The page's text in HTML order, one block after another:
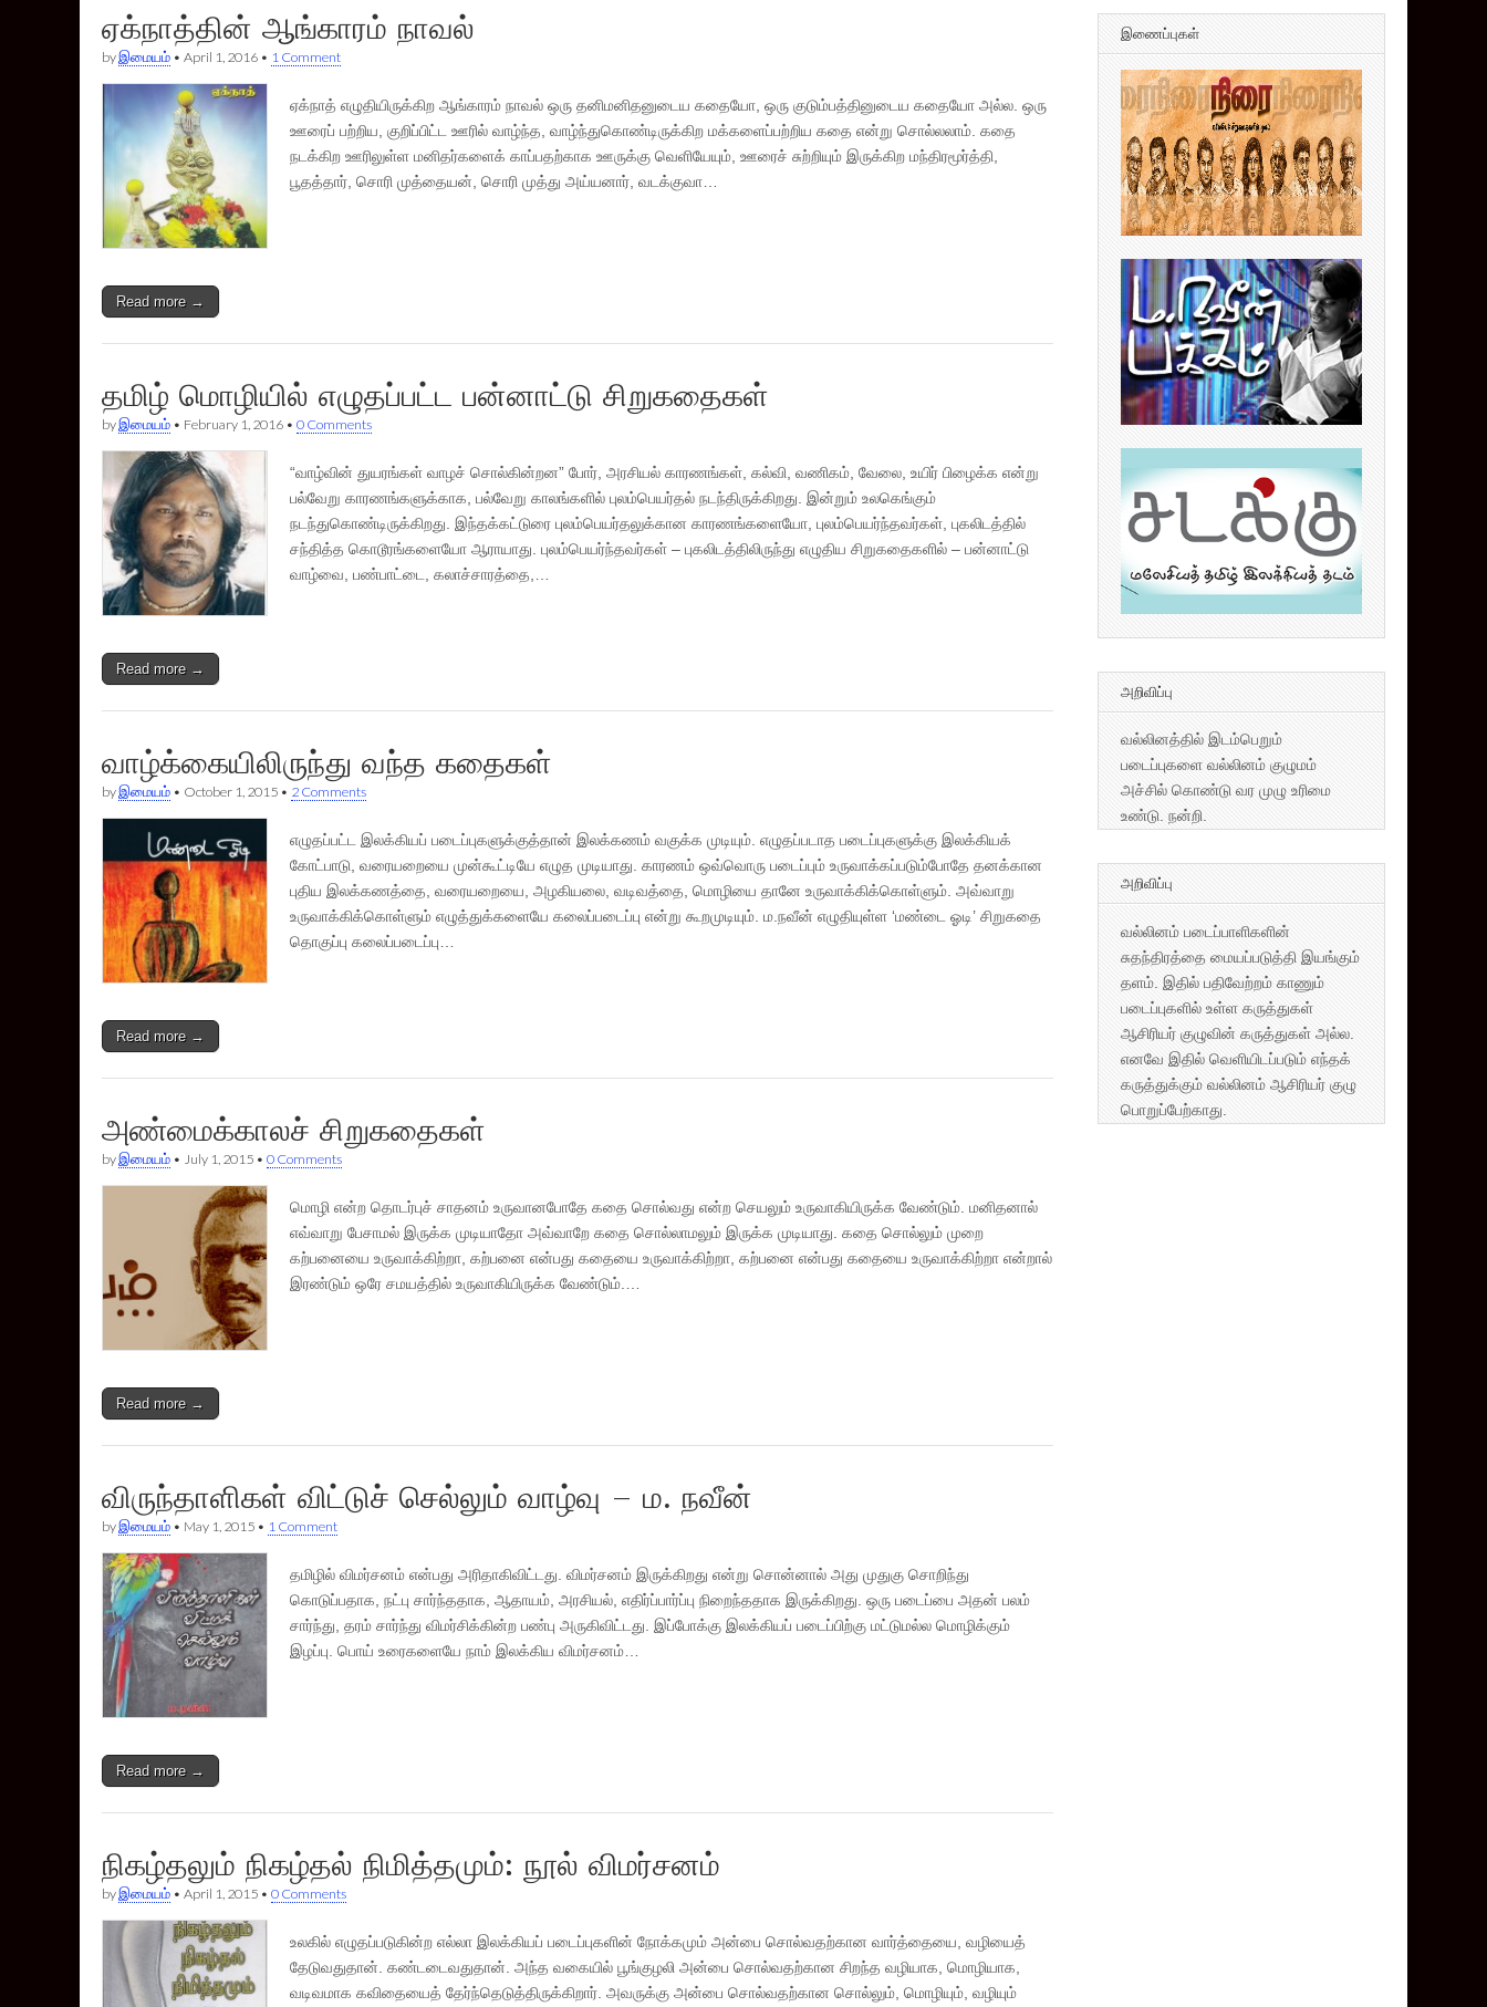
ஏக்நாத்தின் ஆங்காரம் நாவல்
byஇமையம் • April 1, 2016 • 1 Comment
ஏக்நாத் எழுதியிருக்கிற ஆங்காரம் நாவல் ஒரு தனிமனிதனுடைய கதையோ, ஒரு குடும்பத்தினுடைய கதையோ அல்ல. ஒரு
ஊரைப் பற்றிய, குறிப்பிட்ட ஊரில் வாழ்ந்த, வாழ்ந்துகொண்டிருக்கிற மக்களைப்பற்றிய கதை என்று சொல்லலாம். கதை
நடக்கிற ஊரிலுள்ள மனிதர்களைக் காப்பதற்காக ஊருக்கு வெளியேயும், ஊரைச் சுற்றியும் இருக்கிற மந்திரமூர்த்தி,
பூதத்தார், சொரி முத்தையன், சொரி முத்து அய்யனார், வடக்குவா…
Read more →
தமிழ் மொழியில் எழுதப்பட்ட பன்னாட்டு சிறுகதைகள்
byஇமையம் • February 1, 2016 • 0 Comments
“வாழ்வின் துயரங்கள் வாழச் சொல்கின்றன” போர், அரசியல் காரணங்கள், கல்வி, வணிகம், வேலை, உயிர் பிழைக்க என்று
பல்வேறு காரணங்களுக்காக, பல்வேறு காலங்களில் புலம்பெயர்தல் நடந்திருக்கிறது. இன்றும் உலகெங்கும்
நடந்துகொண்டிருக்கிறது. இந்தக்கட்டுரை புலம்பெயர்தலுக்கான காரணங்களையோ, புலம்பெயர்ந்தவர்கள், புகலிடத்தில்
சந்தித்த கொடூரங்களையோ ஆராயாது. புலம்பெயர்ந்தவர்கள் – புகலிடத்திலிருந்து எழுதிய சிறுகதைகளில் – பன்னாட்டு
வாழ்வை, பண்பாட்டை, கலாச்சாரத்தை,…
Read more →
வாழ்க்கையிலிருந்து வந்த கதைகள்
byஇமையம் • October 1, 2015 • 2 Comments
எழுதப்பட்ட இலக்கியப் படைப்புகளுக்குத்தான் இலக்கணம் வகுக்க முடியும். எழுதப்படாத படைப்புகளுக்கு இலக்கியக்
கோட்பாடு, வரையறையை முன்கூட்டியே எழுத முடியாது. காரணம் ஒவ்வொரு படைப்பும் உருவாக்கப்படும்போதே தனக்கான
புதிய இலக்கணத்தை, வரையறையை, அழகியலை, வடிவத்தை, மொழியை தானே உருவாக்கிக்கொள்ளும். அவ்வாறு
உருவாக்கிக்கொள்ளும் எழுத்துக்களையே கலைப்படைப்பு என்று கூறமுடியும். ம.நவீன் எழுதியுள்ள ‘மண்டை ஓடி’ சிறுகதை
தொகுப்பு கலைப்படைப்பு…
Read more →
அண்மைக்காலச் சிறுகதைகள்
byஇமையம் • July 1, 2015 • 0 Comments
மொழி என்ற தொடர்புச் சாதனம் உருவானபோதே கதை சொல்வது என்ற செயலும் உருவாகியிருக்க வேண்டும். மனிதனால்
எவ்வாறு பேசாமல் இருக்க முடியாதோ அவ்வாறே கதை சொல்லாமலும் இருக்க முடியாது. கதை சொல்லும் முறை
கற்பனையை உருவாக்கிற்றா, கற்பனை என்பது கதையை உருவாக்கிற்றா, கற்பனை என்பது கதையை உருவாக்கிற்றா என்றால்
இரண்டும் ஒரே சமயத்தில் உருவாகியிருக்க வேண்டும்.…
Read more →
விருந்தாளிகள் விட்டுச் செல்லும் வாழ்வு – ம. நவீன்
byஇமையம் • May 1, 2015 • 1 Comment
தமிழில் விமர்சனம் என்பது அரிதாகிவிட்டது. விமர்சனம் இருக்கிறது என்று சொன்னால் அது முதுகு சொறிந்து
கொடுப்பதாக, நட்பு சார்ந்ததாக, ஆதாயம், அரசியல், எதிர்ப்பார்ப்பு நிறைந்ததாக இருக்கிறது. ஒரு படைப்பை அதன் பலம்
சார்ந்து, தரம் சார்ந்து விமர்சிக்கின்ற பண்பு அருகிவிட்டது. இப்போக்கு இலக்கியப் படைப்பிற்கு மட்டுமல்ல மொழிக்கும்
இழப்பு. பொய் உரைகளையே நாம் இலக்கிய விமர்சனம்…
Read more →
நிகழ்தலும் நிகழ்தல் நிமித்தமும்: நூல் விமர்சனம்
byஇமையம் • April 1, 2015 • 0 Comments
உலகில் எழுதப்படுகின்ற எல்லா இலக்கியப் படைப்புகளின் நோக்கமும் அன்பை சொல்வதற்கான வார்த்தையை, வழியைத்
தேடுவதுதான். கண்டடைவதுதான். அந்த வகையில் பூங்குழலி அன்பை சொல்வதற்கான சிறந்த வழியாக, மொழியாக,
வடிவமாக கவிதையைத் தேர்ந்தெடுத்திருக்கிறார். அவருக்கு அன்பை சொல்வதற்கான சொல்லும், மொழியும், வழியும்
இணைப்புகள்
அறிவிப்பு
வல்லினத்தில் இடம்பெறும்
படைப்புகளை வல்லினம் குழுமம்
அச்சில் கொண்டு வர முழு உரிமை
உண்டு. நன்றி.
அறிவிப்பு
வல்லினம் படைப்பாளிகளின்
சுதந்திரத்தை மையப்படுத்தி இயங்கும்
தளம். இதில் பதிவேற்றம் காணும்
படைப்புகளில் உள்ள கருத்துகள்
ஆசிரியர் குழுவின் கருத்துகள் அல்ல.
எனவே இதில் வெளியிடப்படும் எந்தக்
கருத்துக்கும் வல்லினம் ஆசிரியர் குழு
பொறுப்பேற்காது.